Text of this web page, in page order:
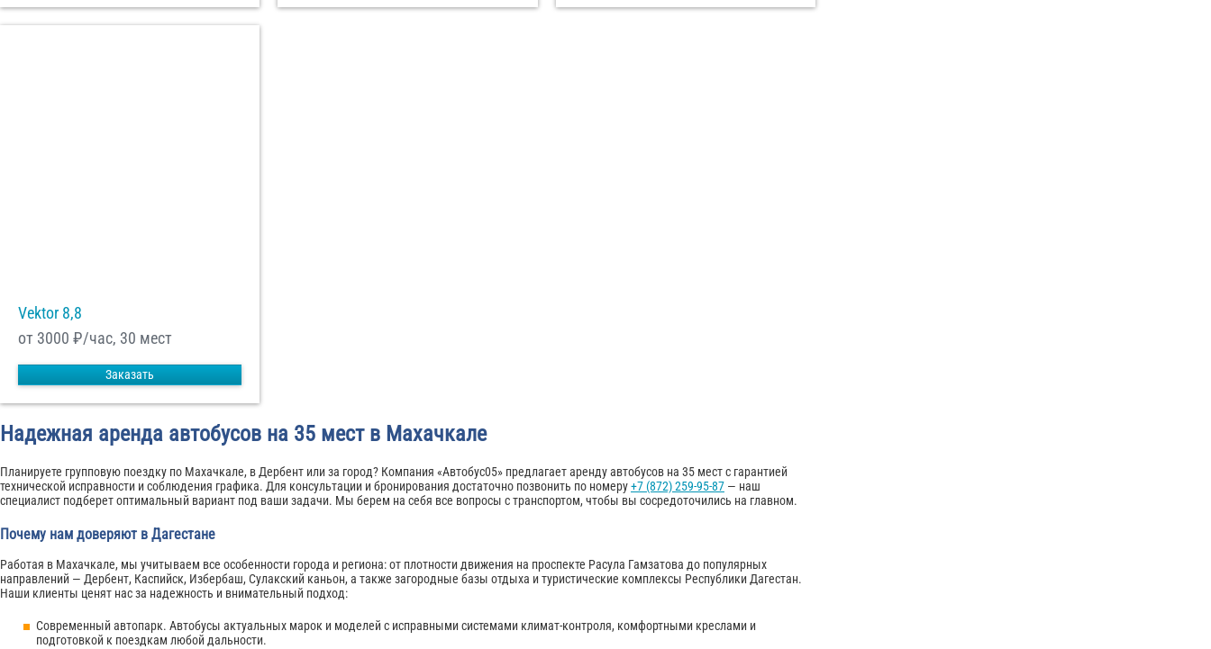
Vektor 8,8
от 3000 ₽/час, 30 мест
Заказать
Надежная аренда автобусов на 35 мест в Махачкале
Планируете групповую поездку по Махачкале, в Дербент или за город? Компания «Автобус05» предлагает аренду автобусов на 35 мест с гарантией
технической исправности и соблюдения графика. Для консультации и бронирования достаточно позвонить по номеру+7 (872) 259-95-87 — наш
специалист подберет оптимальный вариант под ваши задачи. Мы берем на себя все вопросы с транспортом, чтобы вы сосредоточились на главном.
Почему нам доверяют в Дагестане
Работая в Махачкале, мы учитываем все особенности города и региона: от плотности движения на проспекте Расула Гамзатова до популярных
направлений — Дербент, Каспийск, Избербаш, Сулакский каньон, а также загородные базы отдыха и туристические комплексы Республики Дагестан.
Наши клиенты ценят нас за надежность и внимательный подход:
Современный автопарк. Автобусы актуальных марок и моделей с исправными системами климат-контроля, комфортными креслами и
подготовкой к поездкам любой дальности.